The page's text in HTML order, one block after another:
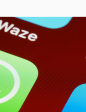
inscreva-se
com os Termos de Uso